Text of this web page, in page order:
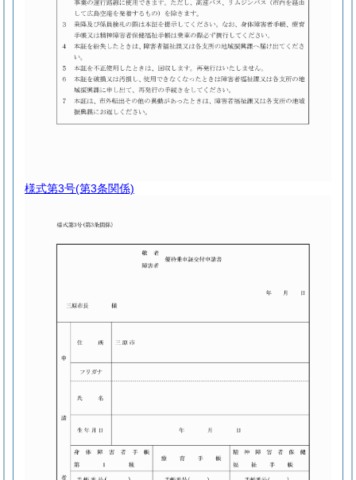
様式第3号(第3条関係)